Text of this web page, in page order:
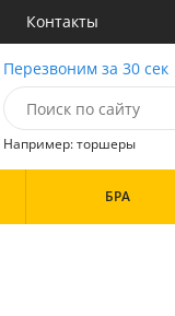
Контакты
Перезвоним за 30 сек
Например: торшеры
БРА